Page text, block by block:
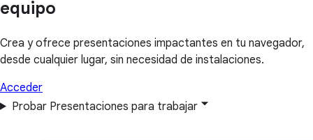
equipo
Crea y ofrece presentaciones impactantes en tu navegador,
desde cualquier lugar, sin necesidad de instalaciones.
Acceder
Probar Presentaciones para trabajar